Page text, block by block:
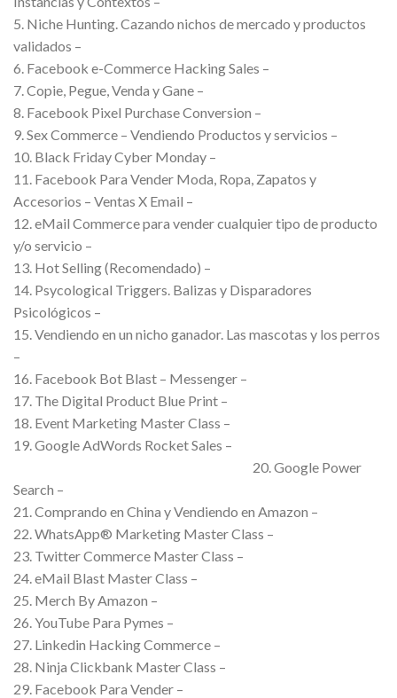
5. Niche Hunting. Cazando nichos de mercado y productos
validados –
6. Facebook e-Commerce Hacking Sales –
7. Copie, Pegue, Venda y Gane –
8. Facebook Pixel Purchase Conversion –
9. Sex Commerce – Vendiendo Productos y servicios –
10. Black Friday Cyber Monday –
11. Facebook Para Vender Moda, Ropa, Zapatos y
Accesorios – Ventas X Email –
12. eMail Commerce para vender cualquier tipo de producto
y/o servicio –
13. Hot Selling (Recomendado) –
14. Psycological Triggers. Balizas y Disparadores
Psicológicos –
15. Vendiendo en un nicho ganador. Las mascotas y los perros
–
16. Facebook Bot Blast – Messenger –
17. The Digital Product Blue Print –
18. Event Marketing Master Class –
19. Google AdWords Rocket Sales –
20. Google Power
Search –
21. Comprando en China y Vendiendo en Amazon –
22. WhatsApp® Marketing Master Class –
23. Twitter Commerce Master Class –
24. eMail Blast Master Class –
25. Merch By Amazon –
26. YouTube Para Pymes –
27. Linkedin Hacking Commerce –
28. Ninja Clickbank Master Class –
29. Facebook Para Vender –